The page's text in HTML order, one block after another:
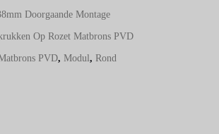
Doorgaande Montage
Op Rozet Matbrons PVD
PVD, Modul, Rond